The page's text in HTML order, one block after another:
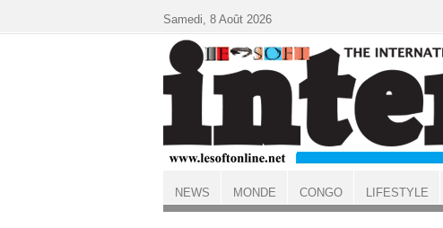
ACCUEIL
Samedi, 8 Août 2026
NEWS MONDE CONGO LIFESTYLE